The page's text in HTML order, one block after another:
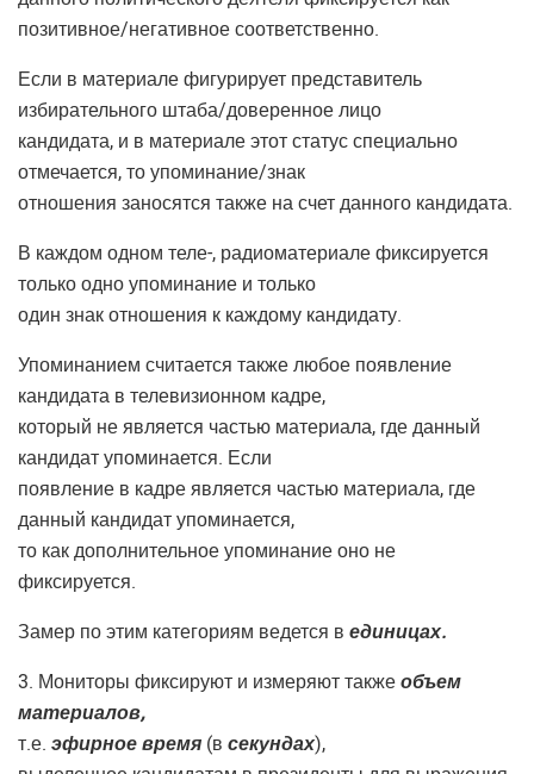
позитивное/негативное соответственно.
Если в материале фигурирует представитель
избирательного штаба/доверенное лицо
кандидата, и в материале этот статус специально
отмечается, то упоминание/знак
отношения заносятся также на счет данного кандидата.
В каждом одном теле-, радиоматериале фиксируется
только одно упоминание и только
один знак отношения к каждому кандидату.
Упоминанием считается также любое появление
кандидата в телевизионном кадре,
который не является частью материала, где данный
кандидат упоминается. Если
появление в кадре является частью материала, где
данный кандидат упоминается,
то как дополнительное упоминание оно не
фиксируется.
Замер по этим категориям ведется в единицах.
3. Мониторы фиксируют и измеряют также объем
материалов,
т.е. эфирное время (в секундах),